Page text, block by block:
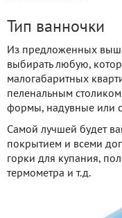
Тип ванночки
Из предложенных
выбирать любую,
малогабаритных
пеленальным
формы, надувные или
Самой лучшей будет
покрытием и всеми
горки для купания,
термометра и т.д.